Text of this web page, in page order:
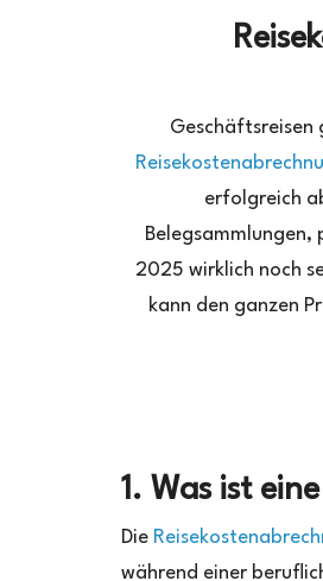
Geschäftsreisen
erfolgreich
2025 wirklich noch
kann den ganzen
1. Was ist
Die
während einer